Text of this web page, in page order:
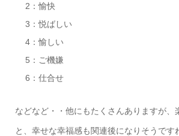
2：愉快
3：悦ばしい
4：愉しい
5：ご機嫌
6：仕合せ
などなど・・他にもたくさんありますが、
と、幸せな幸福感も関連後になりそうです